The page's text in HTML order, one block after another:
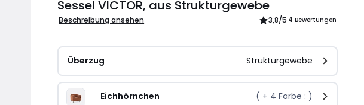
Sessel VICTOR, aus Strukturgewebe
Beschreibung ansehen 3,8/5 4 Bewertungen
Überzug Strukturgewebe
Eichhörnchen ( + 4 Farbe : )